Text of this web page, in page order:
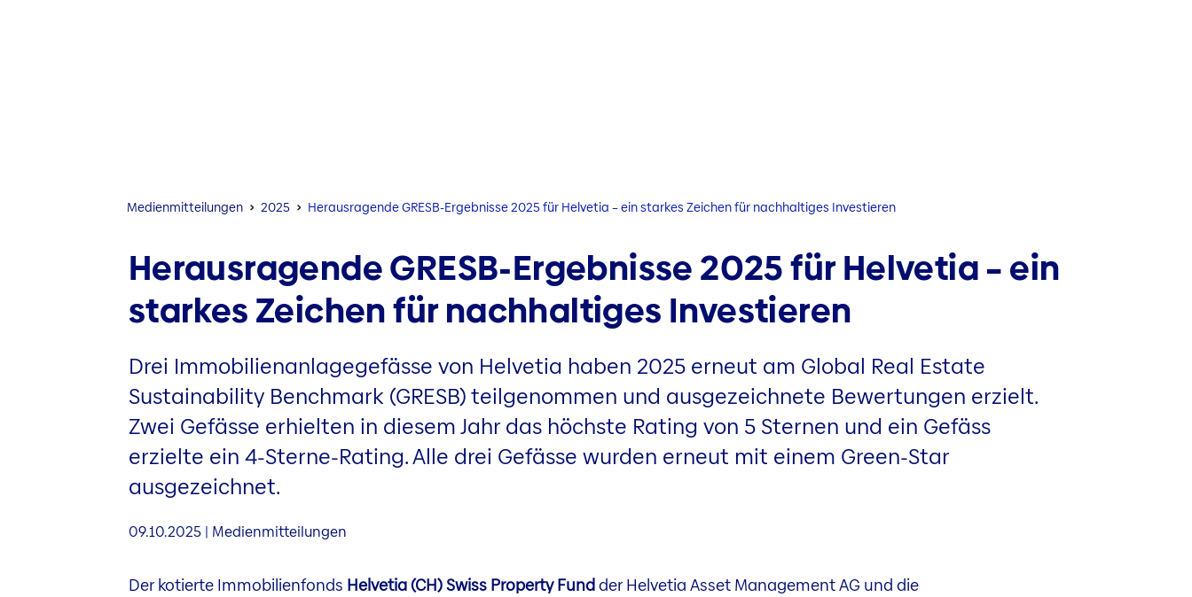
Medien­mitteilungen 2025 Herausragende GRESB-Ergebnisse 2025 für Helvetia – ein starkes Zeichen für nachhaltiges Investieren
Herausragende GRESB-Ergebnisse 2025 für Helvetia – ein
starkes Zeichen für nachhaltiges Investieren
Drei Immobilienanlagegefässe von Helvetia haben 2025 erneut am Global Real Estate
Sustainability Benchmark (GRESB) teilgenommen und ausgezeichnete Bewertungen erzielt.
Zwei Gefässe erhielten in diesem Jahr das höchste Rating von 5 Sternen und ein Gefäss
erzielte ein 4-Sterne-Rating. Alle drei Gefässe wurden erneut mit einem Green-Star
ausgezeichnet.
09.10.2025 | Medienmitteilungen
Der kotierte Immobilienfonds Helvetia (CH) Swiss Property Fundder Helvetia Asset Management AG und die